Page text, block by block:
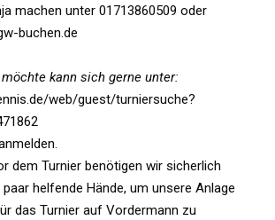
machen unter 01713860509 oder
buchen.de
kann sich gerne unter:
web/guest/turniersuche?
dem Turnier benötigen wir sicherlich
helfende Hände, um unsere Anlage
das Turnier auf Vordermann zu